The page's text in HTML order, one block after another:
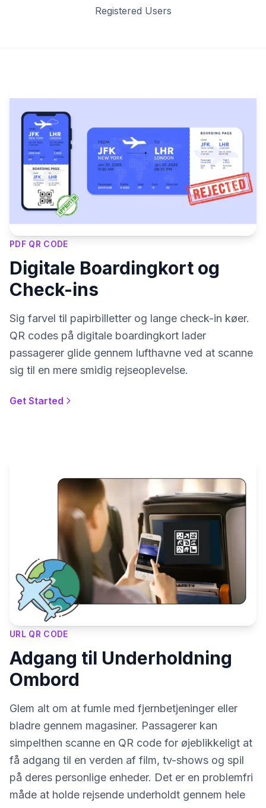
Registered Users
PDF QR CODE
Digitale Boardingkort og
Check-ins
Sig farvel til papirbilletter og lange check-in køer.
QR codes på digitale boardingkort lader
passagerer glide gennem lufthavne ved at scanne
sig til en mere smidig rejseoplevelse.
Get Started
URL QR CODE
Adgang til Underholdning
Ombord
Glem alt om at fumle med fjernbetjeninger eller
bladre gennem magasiner. Passagerer kan
simpelthen scanne en QR code for øjeblikkeligt at
få adgang til en verden af film, tv-shows og spil
på deres personlige enheder. Det er en problemfri
måde at holde rejsende underholdt gennem hele